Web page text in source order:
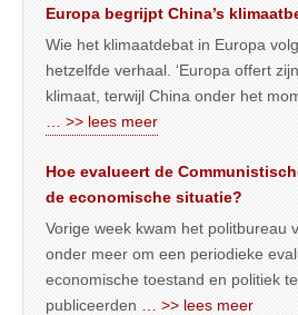
Europa begrijpt China’s
Wie het klimaatdebat in Europa
hetzelfde verhaal. ‘Europa offert
klimaat, terwijl China onder het
… >> lees meer
Hoe evalueert de
de economische situatie?
Vorige week kwam het politbureau
onder meer om een periodieke
economische toestand en politiek
publiceerden
… >> lees meer